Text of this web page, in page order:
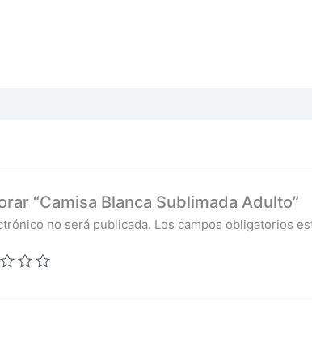
“Camisa Blanca Sublimada Adulto”
no será publicada. Los campos obligatorios